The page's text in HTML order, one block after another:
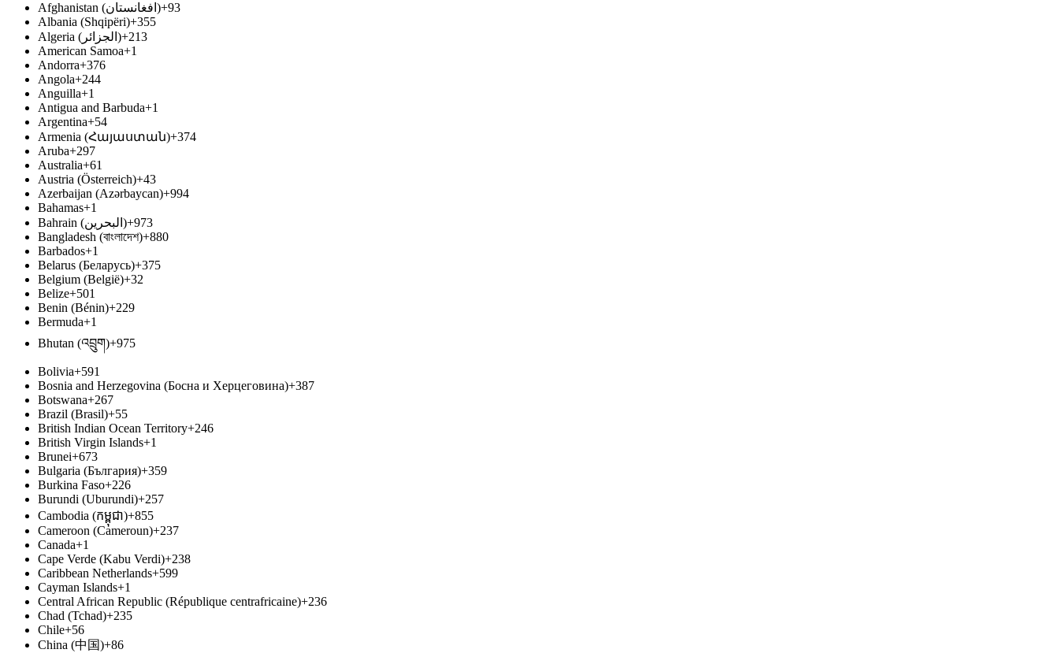
Afghanistan (‫افغانستان‬‎)+93
Albania (Shqipëri)+355
Algeria (‫الجزائر‬‎)+213
American Samoa+1
Andorra+376
Angola+244
Anguilla+1
Antigua and Barbuda+1
Argentina+54
Armenia (Հայաստան)+374
Aruba+297
Australia+61
Austria (Österreich)+43
Azerbaijan (Azərbaycan)+994
Bahamas+1
Bahrain (‫البحرين‬‎)+973
Bangladesh (বাংলাদেশ)+880
Barbados+1
Belarus (Беларусь)+375
Belgium (België)+32
Belize+501
Benin (Bénin)+229
Bermuda+1
Bhutan (འབྲུག)+975
Bolivia+591
Bosnia and Herzegovina (Босна и Херцеговина)+387
Botswana+267
Brazil (Brasil)+55
British Indian Ocean Territory+246
British Virgin Islands+1
Brunei+673
Bulgaria (България)+359
Burkina Faso+226
Burundi (Uburundi)+257
Cambodia (កម្ពុជា)+855
Cameroon (Cameroun)+237
Canada+1
Cape Verde (Kabu Verdi)+238
Caribbean Netherlands+599
Cayman Islands+1
Central African Republic (République centrafricaine)+236
Chad (Tchad)+235
Chile+56
China (中国)+86